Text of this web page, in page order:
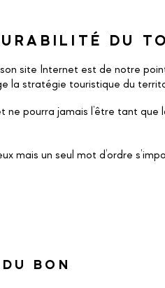
DU
site Internet est de notre
la stratégie touristique du
ne pourra jamais l’être tant
mais un seul mot d’ordre
BON